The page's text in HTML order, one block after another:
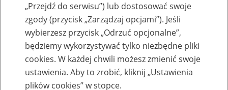
Ograniczenia w dostępie do Profilu
Zaufanego na PUE/eZUS 26 października
„Przejdź do serwisu”) lub dostosować swoje
zgody (przycisk „Zarządzaj opcjami”). Jeśli
wybierzesz przycisk „Odrzuć opcjonalne”,
będziemy wykorzystywać tylko niezbędne pliki
cookies. W każdej chwili możesz zmienić swoje
ustawienia. Aby to zrobić, kliknij „Ustawienia
plików cookies” w stopce.